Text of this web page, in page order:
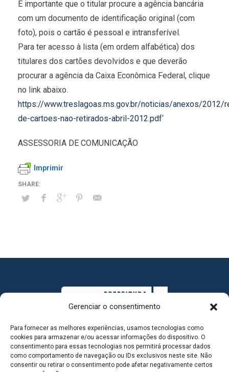
Gerenciar o consentimento
Para fornecer as melhores experiências, usamos tecnologias como
cookies para armazenar e/ou acessar informações do dispositivo. O
consentimento para essas tecnologias nos permitirá processar dados
como comportamento de navegação ou IDs exclusivos neste site. Não
consentir ou retirar o consentimento pode afetar negativamente certos
É importante que o titular procure a agência bancária
com um documento de identificação original (com
foto), pois o cartão é pessoal e intransferível.
Para ter acesso à lista (em ordem alfabética) dos
titulares dos cartões devolvidos e que deverão
procurar a agência da Caixa Econômica Federal, clique
no link abaixo.
https://www.treslagoas.ms.gov.br/noticias/anexos/2012/
de-cartoes-nao-retirados-abril-2012.pdf‘
ASSESSORIA DE COMUNICAÇÃO
Imprimir
MAPA DO SITE